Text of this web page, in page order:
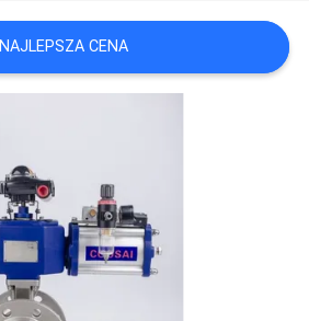
NAJLEPSZA CENA